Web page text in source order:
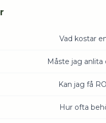
Vad kostar
Måste jag anlita
Kan jag få
Hur ofta